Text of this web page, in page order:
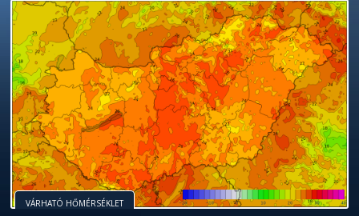
VÁRHATÓ HŐMÉRSÉKLET